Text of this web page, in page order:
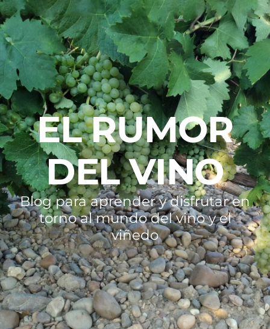
EL RUMOR
DEL VINO
Blog para aprender y disfrutar en
torno al mundo del vino y el
viñedo